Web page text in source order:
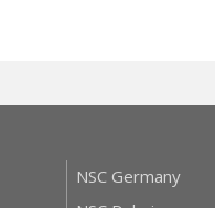
NSC Germany